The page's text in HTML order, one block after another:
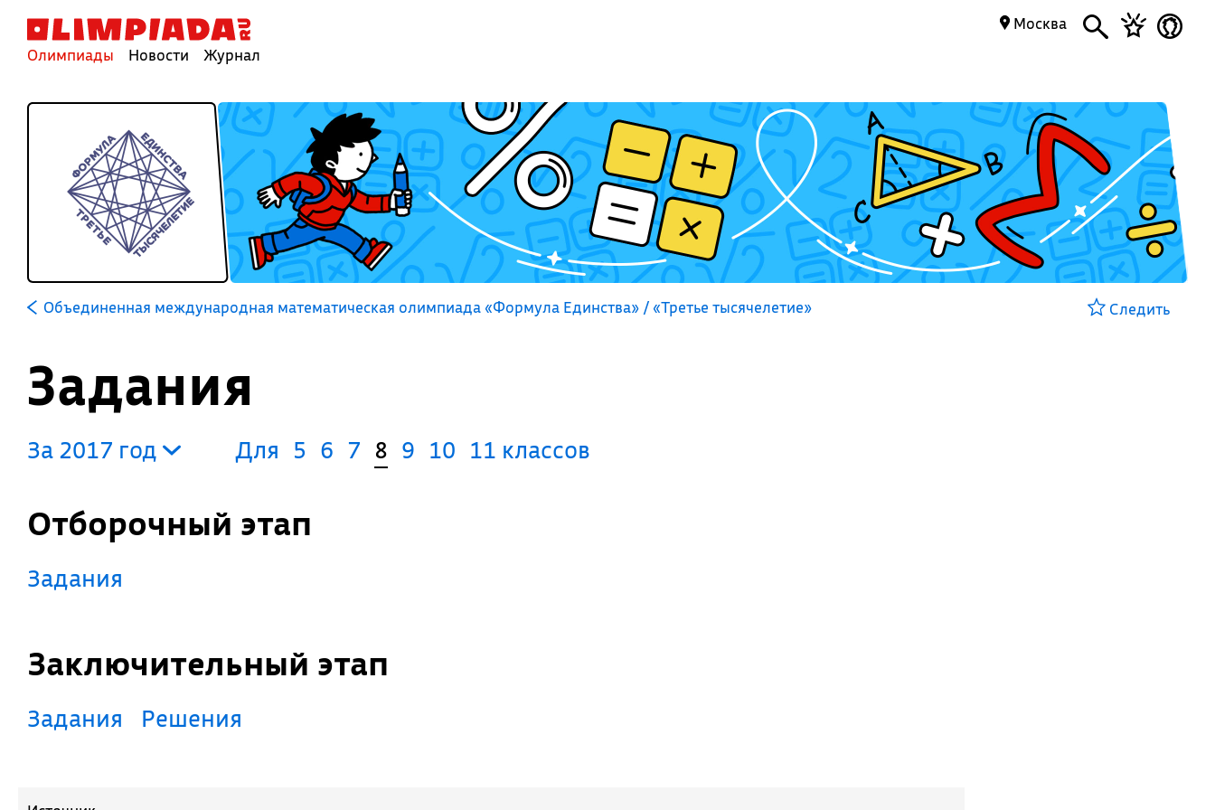
Олимпиады Новости Журнал
Москва
Объединенная международная математическая олимпиада «Формула Единства» / «Третье тысячелетие» Следить
Задания
За 2017 год Для 5 6 7 8 9 10 11 классов
Отборочный этап
Задания
Заключительный этап
Задания Решения